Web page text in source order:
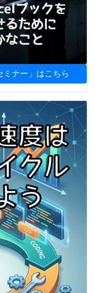
ミナー」はこちら